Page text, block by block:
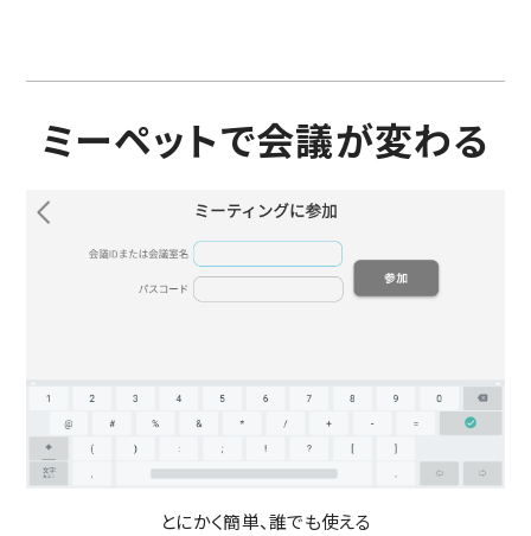
ミーペットで会議が変わる
とにかく簡単、誰でも使える